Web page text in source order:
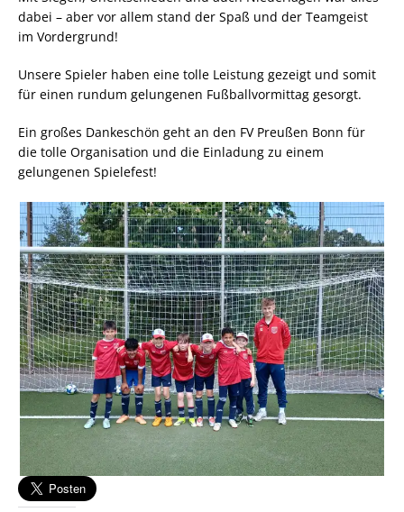
dabei – aber vor allem stand der Spaß und der Teamgeist
im Vordergrund!
Unsere Spieler haben eine tolle Leistung gezeigt und somit
für einen rundum gelungenen Fußballvormittag gesorgt.
Ein großes Dankeschön geht an den FV Preußen Bonn für
die tolle Organisation und die Einladung zu einem
gelungenen Spielefest!